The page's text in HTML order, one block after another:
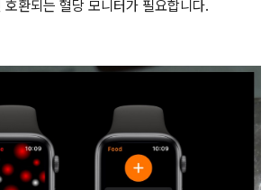
환되는 혈당 모니터가 필요합니다.